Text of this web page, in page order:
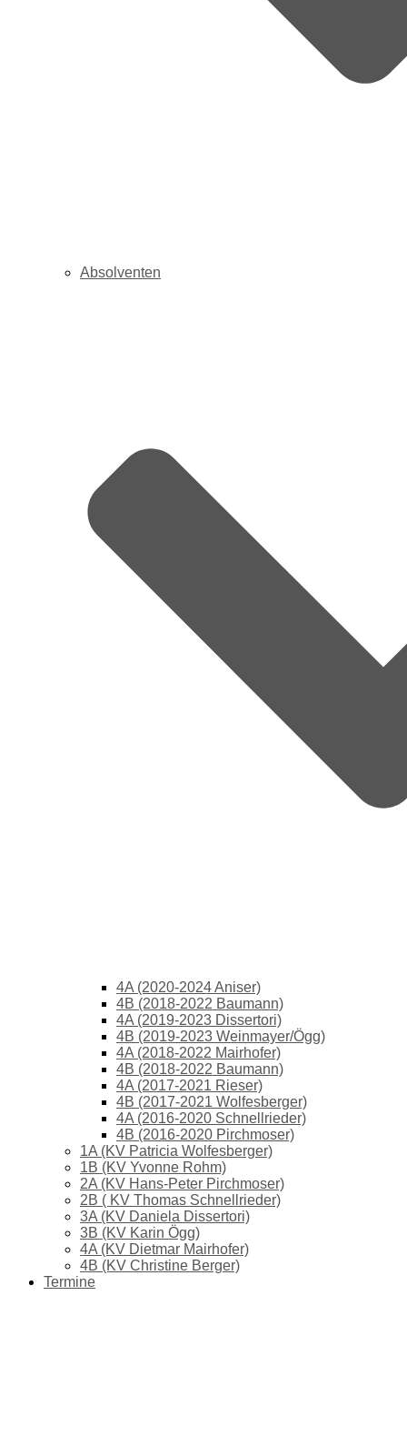
Absolventen
4A (2020-2024 Aniser)
4B (2018-2022 Baumann)
4A (2019-2023 Dissertori)
4B (2019-2023 Weinmayer/Ögg)
4A (2018-2022 Mairhofer)
4B (2018-2022 Baumann)
4A (2017-2021 Rieser)
4B (2017-2021 Wolfesberger)
4A (2016-2020 Schnellrieder)
4B (2016-2020 Pirchmoser)
1A (KV Patricia Wolfesberger)
1B (KV Yvonne Rohm)
2A (KV Hans-Peter Pirchmoser)
2B ( KV Thomas Schnellrieder)
3A (KV Daniela Dissertori)
3B (KV Karin Ögg)
4A (KV Dietmar Mairhofer)
4B (KV Christine Berger)
Termine